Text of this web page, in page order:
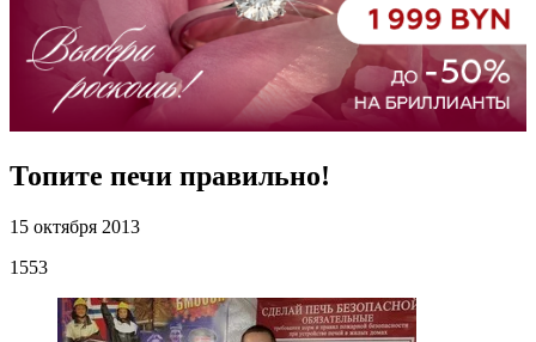
Топите печи правильно!
15 октября 2013
1553